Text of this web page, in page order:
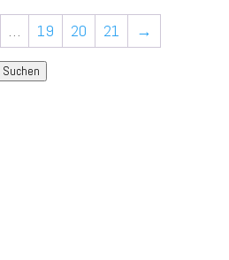
… 19 20 21
→
Suchen